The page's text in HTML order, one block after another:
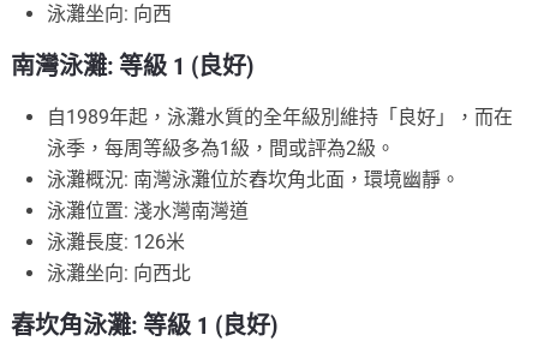
泳灘坐向: 向西
南灣泳灘: 等級 1 (良好)
自1989年起，泳灘水質的全年級別維持「良好」，而在
泳季，每周等級多為1級，間或評為2級。
泳灘概況: 南灣泳灘位於舂坎角北面，環境幽靜。
泳灘位置: 淺水灣南灣道
泳灘長度: 126米
泳灘坐向: 向西北
舂坎角泳灘: 等級 1 (良好)